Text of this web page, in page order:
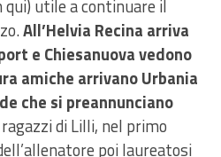
utile a continuare il
All’Helvia Recina arriva
e Chiesanuova vedono
amiche arrivano Urbania
che si preannunciano
di Lilli, nel primo
poi laureatosi